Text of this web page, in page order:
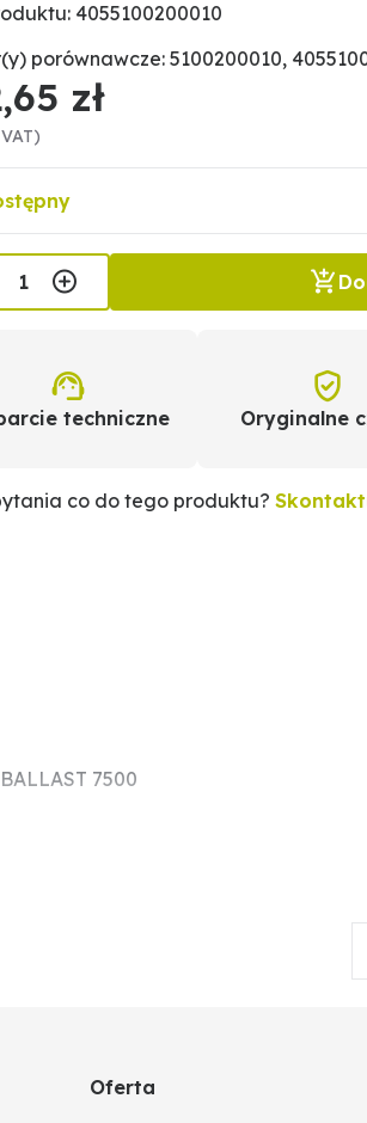
4055100200010
porównawcze: 5100200010,
zł
techniczne Oryginalne
co do tego produktu?
7500
Oferta